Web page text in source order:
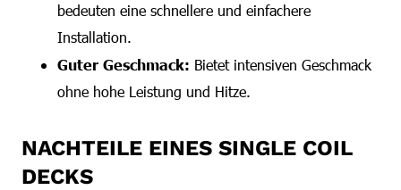
bedeuten eine schnellere und einfachere
Installation.
Guter Geschmack: Bietet intensiven Geschmack
ohne hohe Leistung und Hitze.
NACHTEILE EINES SINGLE COIL
DECKS